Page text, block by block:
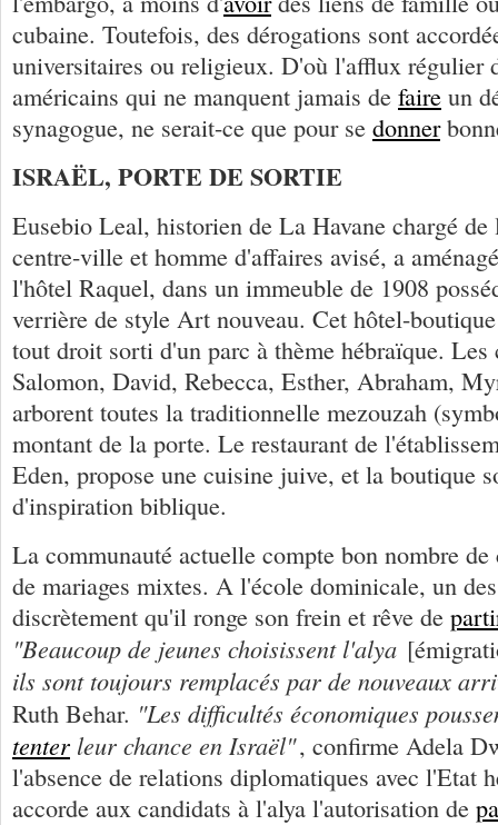
cubaine. Toutefois, des dérogations sont
universitaires ou religieux. D'où l'afflux régulier
américains qui ne manquent jamais de faire un
synagogue, ne serait-ce que pour se donner
ISRAËL, PORTE DE SORTIE
Eusebio Leal, historien de La Havane chargé de
centre-ville et homme d'affaires avisé, a
l'hôtel Raquel, dans un immeuble de 1908
verrière de style Art nouveau. Cet hôtel-
tout droit sorti d'un parc à thème hébraïque. Les
Salomon, David, Rebecca, Esther, Abraham,
arborent toutes la traditionnelle mezouzah
montant de la porte. Le restaurant de
Eden, propose une cuisine juive, et la boutique
d'inspiration biblique.
La communauté actuelle compte bon nombre
de mariages mixtes. A l'école dominicale, un
discrètement qu'il ronge son frein et rêve de
"Beaucoup de jeunes choisissent l'alya
ils sont toujours remplacés par de nouveaux
Ruth Behar. "Les difficultés économiques
tenter leur chance en Israël", confirme Adela
l'absence de relations diplomatiques avec l'Etat
accorde aux candidats à l'alya l'autorisation de